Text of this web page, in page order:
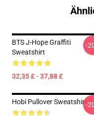
BTS J-Hope Graffiti
Sweatshirt
32,35 £ - 37,88 £
-
Hobi Pullover Sweatshirt-